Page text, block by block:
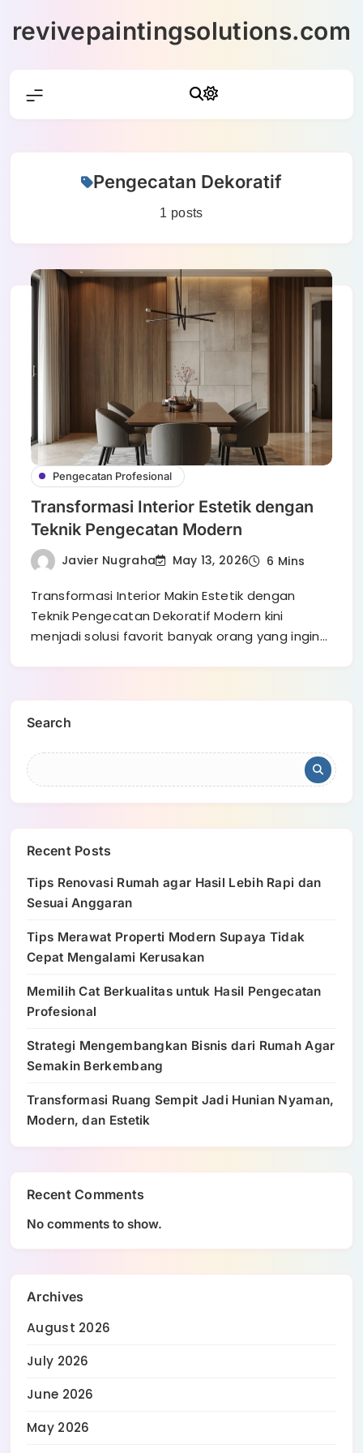
revivepaintingsolutions.com
Pengecatan Dekoratif
1 posts
Pengecatan Profesional
Transformasi Interior Estetik dengan
Teknik Pengecatan Modern
Javier Nugraha May 13, 2026 6 Mins
Transformasi Interior Makin Estetik dengan
Teknik Pengecatan Dekoratif Modern kini
menjadi solusi favorit banyak orang yang ingin…
Search
Recent Posts
Tips Renovasi Rumah agar Hasil Lebih Rapi dan
Sesuai Anggaran
Tips Merawat Properti Modern Supaya Tidak
Cepat Mengalami Kerusakan
Memilih Cat Berkualitas untuk Hasil Pengecatan
Profesional
Strategi Mengembangkan Bisnis dari Rumah Agar
Semakin Berkembang
Transformasi Ruang Sempit Jadi Hunian Nyaman,
Modern, dan Estetik
Recent Comments
No comments to show.
Archives
August 2026
July 2026
June 2026
May 2026